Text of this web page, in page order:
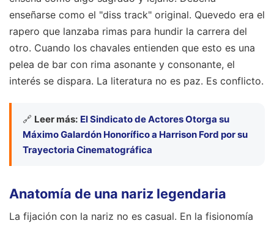
enseñarse como el "diss track" original. Quevedo era el
rapero que lanzaba rimas para hundir la carrera del
otro. Cuando los chavales entienden que esto es una
pelea de bar con rima asonante y consonante, el
interés se dispara. La literatura no es paz. Es conflicto.
🔗 Leer más: El Sindicato de Actores Otorga su
Máximo Galardón Honorífico a Harrison Ford por su
Trayectoria Cinematográfica
Anatomía de una nariz legendaria
La fijación con la nariz no es casual. En la fisionomía